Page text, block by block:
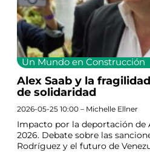
Un Mundo en Construcción
Alex Saab y la
de solidaridad
2026-05-25 10:00 – Michelle Ellner
Impacto por la deportación de
2026. Debate sobre las
Rodríguez y el futuro de